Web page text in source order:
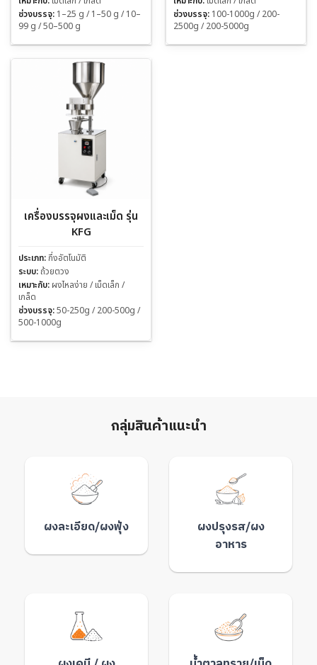
ช่วงบรรจุ: 1–25 g / 1–50 g / 10–
99 g / 50–500 g
ช่วงบรรจุ: 100-1000g / 200-
2500g / 200-5000g
เครื่องบรรจุผงและเม็ด รุ่น
KFG
ประเภท:กึ่งอัตโนมัติ
ระบบ: ถ้วยตวง
เหมาะกับ: ผงไหลง่าย / เม็ดเล็ก /
เกล็ด
ช่วงบรรจุ:50-250g / 200-500g /
500-1000g
กลุ่มสินค้าแนะนำ
ผงละเอียด/ผงฟุ้ง
ผงปรุงรส/ผง
อาหาร